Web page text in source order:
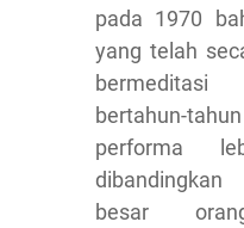
pada 1970
yang telah
bertahun-
performa
dibandingkan
besar